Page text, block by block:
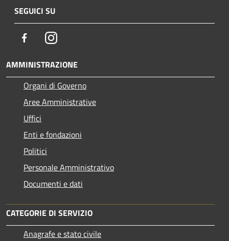
SEGUICI SU
FacebookInstagram
AMMINISTRAZIONE
Organi di Governo
Aree Amministrative
Uffici
Enti e fondazioni
Politici
Personale Amministrativo
Documenti e dati
CATEGORIE DI SERVIZIO
Anagrafe e stato civile